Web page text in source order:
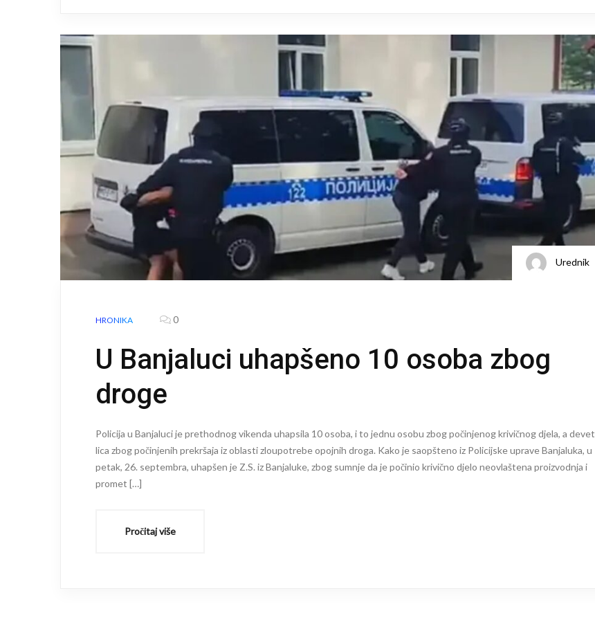
Urednik
HRONIKA 0
U Banjaluci uhapšeno 10 osoba zbog
droge
Policija u Banjaluci je prethodnog vikenda uhapsila 10 osoba, i to jednu osobu zbog počinjenog krivičnog djela, a devet
lica zbog počinjenih prekršaja iz oblasti zloupotrebe opojnih droga. Kako je saopšteno iz Policijske uprave Banjaluka, u
petak, 26. septembra, uhapšen je Z.S. iz Banjaluke, zbog sumnje da je počinio krivično djelo neovlaštena proizvodnja i
promet […]
Pročitaj više